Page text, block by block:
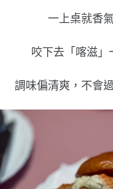
一上桌就香
咬下去「喀滋」
調味偏清爽，不會